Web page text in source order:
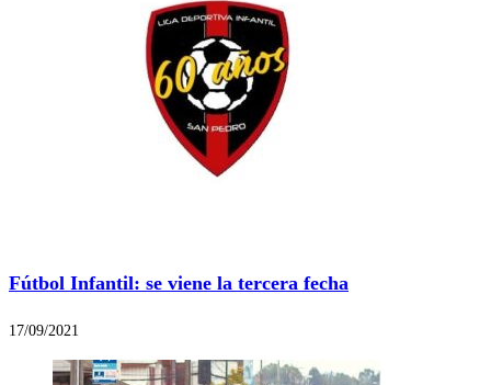
Fútbol Infantil: se viene la tercera fecha
17/09/2021